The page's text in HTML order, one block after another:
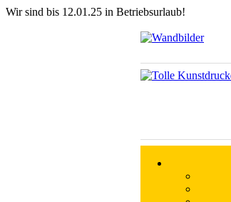
Wir sind bis 12.01.25 in Betriebsurlaub!